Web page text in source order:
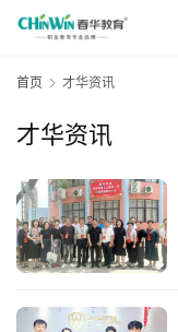
首页 才华资讯
才华资讯